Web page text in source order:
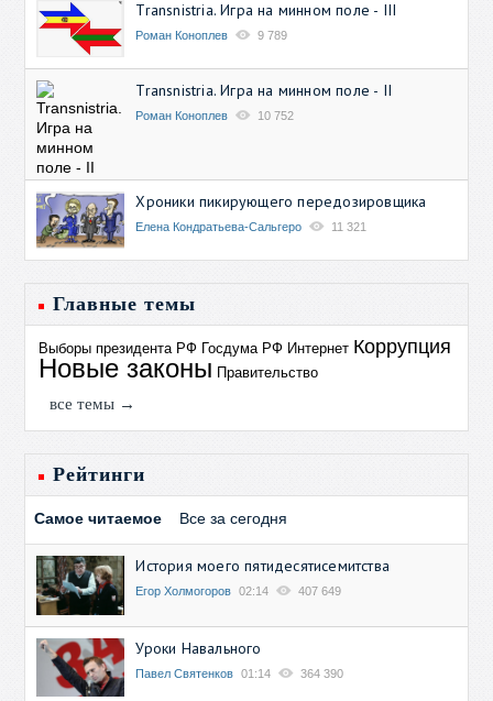
Transnistria. Игра на минном поле - III
Роман Коноплев 9 789
Transnistria. Игра на минном поле - II
Роман Коноплев 10 752
Хроники пикирующего передозировщика
Елена Кондратьева-Сальгеро 11 321
Главные темы
Выборы президента РФ Госдума РФ Интернет Коррупция
Новые законы Правительство
все темы →
Рейтинги
Самое читаемое Все за сегодня
История моего пятидесятисемитства
Егор Холмогоров 02:14 407 649
Уроки Навального
Павел Святенков 01:14 364 390